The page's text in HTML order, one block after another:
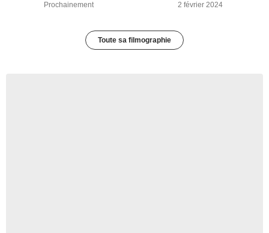
Prochainement 2 février 2024
Toute sa filmographie